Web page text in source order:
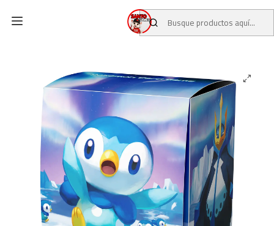
CARTAS TCG ACCESORIOS TCG
Deck Box Pokémon – Piplup, Prinplup & Empoleon | Pokémon
Center Original